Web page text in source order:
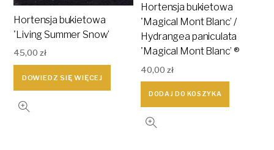
Hortensja bukietowa
'Living Summer Snow’
45,00zł
DOWIEDZ SIĘ WIĘCEJ
Hortensja bukietowa
'Magical Mont Blanc’ /
Hydrangea paniculata
'Magical Mont Blanc’ ®
40,00zł
DODAJ DO KOSZYKA